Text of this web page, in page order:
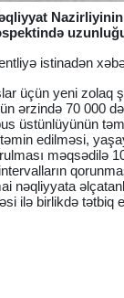
istinadən
üçün yeni zolaq
ərzində 70 000
üstünlüyünün
təmin edilməsi,
məqsədilə
nəqliyyata
ilə birlikdə tətbiq